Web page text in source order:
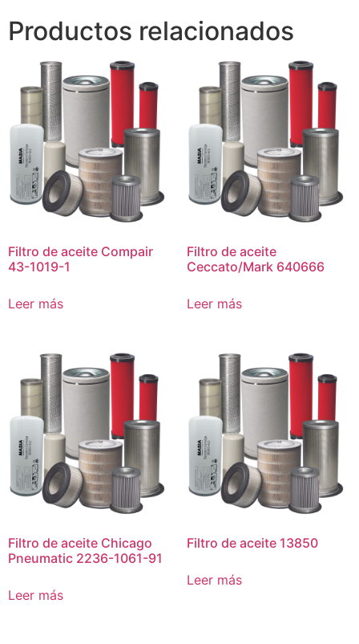
Productos relacionados
Filtro de aceite Compair
43-1019-1
Leer más
Filtro de aceite
Ceccato/Mark 640666
Leer más
Filtro de aceite Chicago
Pneumatic 2236-1061-91
Leer más
Filtro de aceite 13850
Leer más